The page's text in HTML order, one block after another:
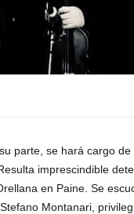
parte, se hará cargo
imprescindible
en Paine. Se
Montanari,